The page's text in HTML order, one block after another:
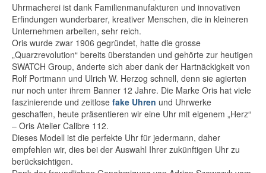
Uhrmacherei ist dank Familienmanufakturen und innovativen
Erfindungen wunderbarer, kreativer Menschen, die in kleineren
Unternehmen arbeiten, sehr reich.
Oris wurde zwar 1906 gegründet, hatte die grosse
„Quarzrevolution“ bereits überstanden und gehörte zur heutigen
SWATCH Group, änderte sich aber dank der Hartnäckigkeit von
Rolf Portmann und Ulrich W. Herzog schnell, denn sie agierten
nur noch unter ihrem Banner 12 Jahre. Die Marke Oris hat viele
faszinierende und zeitlose fake Uhren und Uhrwerke
geschaffen, heute präsentieren wir eine Uhr mit eigenem „Herz“
– Oris Atelier Calibre 112.
Dieses Modell ist die perfekte Uhr für jedermann, daher
empfehlen wir, dies bei der Auswahl Ihrer zukünftigen Uhr zu
berücksichtigen.